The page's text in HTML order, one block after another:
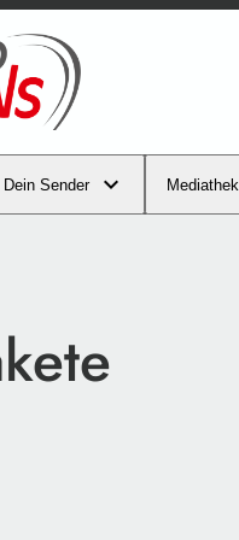
Dein Sender Mediathek